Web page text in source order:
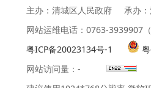
主办：清城区人民政府
承办
网站运维电话：0763-3939907
粤ICP备20023134号-1
网站访问量： -